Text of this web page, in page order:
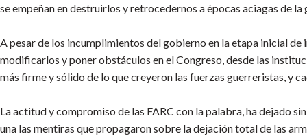
se empeñan en destruirlos y retrocedernos a épocas aciagas de
A pesar de los incumplimientos del gobierno en la etapa inicial
modificarlos y poner obstáculos en el Congreso, desde las
más firme y sólido de lo que creyeron las fuerzas guerreristas, y
La actitud y compromiso de las FARC con la palabra, ha dejado
una las mentiras que propagaron sobre la dejación total de las